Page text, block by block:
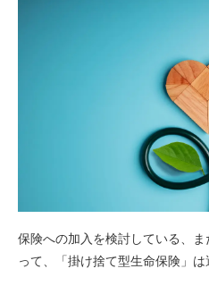
保険への加入を検討している、
って、「掛け捨て型生命保険」は